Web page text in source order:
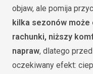
objaw, ale pomija
kilka sezonów
rachunki, niższy
napraw, dlatego
oczekiwany efekt: